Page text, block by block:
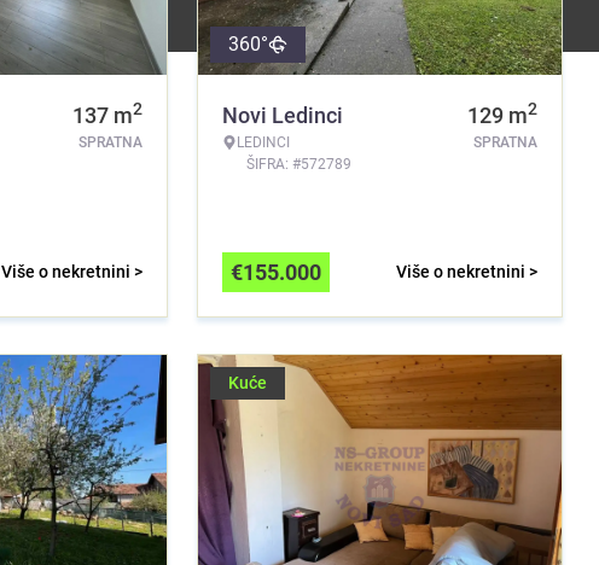
137 m2
SPRATNA
Više o nekretnini >
360°
Novi Ledinci
LEDINCI
ŠIFRA: #572789
129 m2
SPRATNA
Više o nekretnini >
€155.000
Kuće